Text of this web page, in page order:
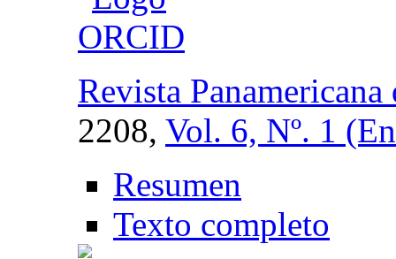
Revista
2208, Vol. 6, Nº. 1
Resumen
Texto completo